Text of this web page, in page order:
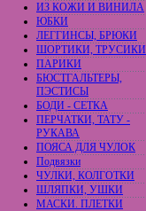
ИЗ КОЖИ И ВИНИЛА
ЮБКИ
ЛЕГГИНСЫ, БРЮКИ
ШОРТИКИ, ТРУСИКИ
ПАРИКИ
БЮСТГАЛЬТЕРЫ,
ПЭСТИСЫ
БОДИ - СЕТКА
ПЕРЧАТКИ, ТАТУ -
РУКАВА
ПОЯСА ДЛЯ ЧУЛОК
Подвязки
ЧУЛКИ, КОЛГОТКИ
ШЛЯПКИ, УШКИ
МАСКИ. ПЛЕТКИ